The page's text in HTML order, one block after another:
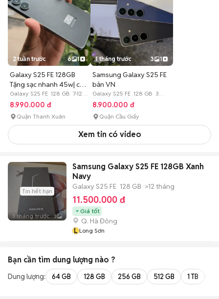
2 tuần trước 6 1
Galaxy S25 FE 128GB
Tặng sạc nhanh 45w| có
trả góp
Galaxy S25 FE 128 GB 7-12
tháng
8.990.000 đ
Quận Thanh Xuân
1 tháng trước 3 1
Samsung Galaxy S25 FE
bản VN
Galaxy S25 FE 128 GB 3
tháng
8.900.000 đ
Quận Cầu Giấy
Xem tin có video
Tin hết hạn
3 tháng trước 3
Samsung Galaxy S25 FE 128GB Xanh
Navy
Galaxy S25 FE 128 GB >12 tháng
11.500.000 đ
Giá tốt
Q. Hà Đông
L Long Sơn
Bạn cần tìm dung lượng nào ?
Dung lượng: 64 GB 128 GB 256 GB 512 GB 1 TB